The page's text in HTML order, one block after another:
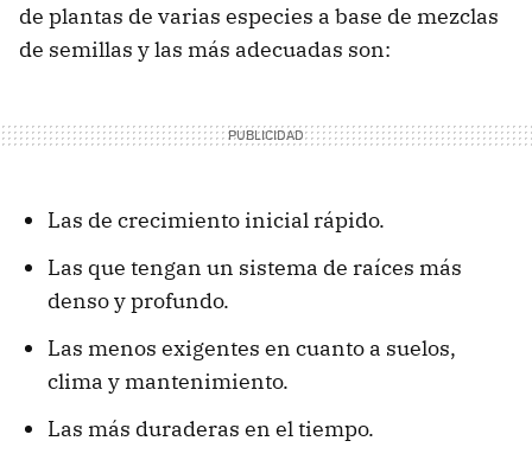
de plantas de varias especies a base de mezclas
de semillas y las más adecuadas son:
Las de crecimiento inicial rápido.
Las que tengan un sistema de raíces más
denso y profundo.
Las menos exigentes en cuanto a suelos,
clima y mantenimiento.
Las más duraderas en el tiempo.